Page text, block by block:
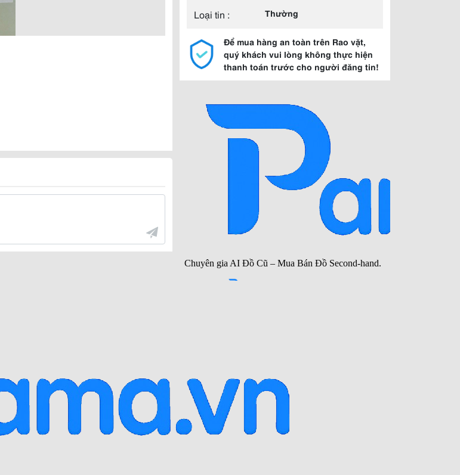
Loại tin :
Thường
Để mua hàng an toàn trên Rao vặt,
quý khách vui lòng không thực hiện
thanh toán trước cho người đăng tin!